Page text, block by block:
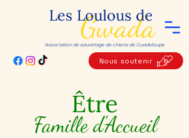
Gwada
Les Loulous de
Association de sauvetage de chiens de Guadeloupe
Nous soutenir
Être
Famille d'Accueil